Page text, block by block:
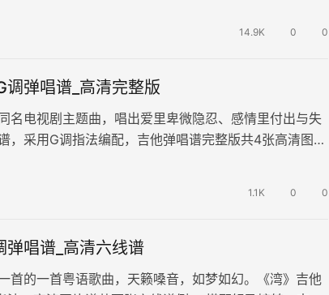
14.9K 0 0
调弹唱谱_高清完整版
名电视剧主题曲，唱出爱里卑微隐忍、感情里付出与失
，采用G调指法编配，吉他弹唱谱完整版共4张高清图片
1.1K 0 0
弹唱谱_高清六线谱
首的一首粤语歌曲，天籁嗓音，如梦如幻。《湾》吉他